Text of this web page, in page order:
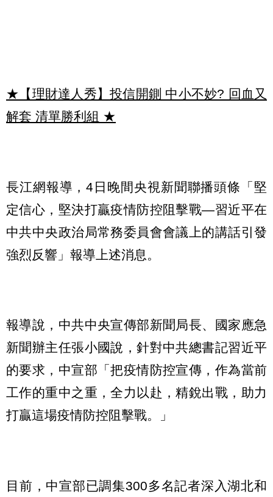
★【理財達人秀】投信開鍘 中小不妙? 回血又
解套 清單勝利組 ★
長江網報導，4日晚間央視新聞聯播頭條「堅
定信心，堅決打贏疫情防控阻擊戰—習近平在
中共中央政治局常務委員會會議上的講話引發
強烈反響」報導上述消息。
報導說，中共中央宣傳部新聞局長、國家應急
新聞辦主任張小國說，針對中共總書記習近平
的要求，中宣部「把疫情防控宣傳，作為當前
工作的重中之重，全力以赴，精銳出戰，助力
打贏這場疫情防控阻擊戰。」
目前，中宣部已調集300多名記者深入湖北和